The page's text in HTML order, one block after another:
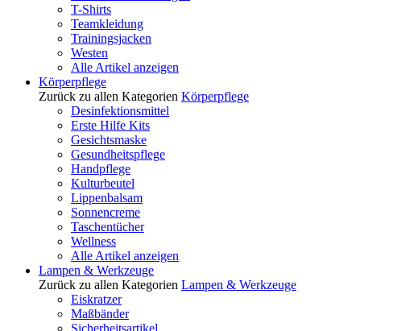
T-Shirts
Teamkleidung
Trainingsjacken
Westen
Alle Artikel anzeigen
Körperpflege
Zurück zu allen Kategorien Körperpflege
Desinfektionsmittel
Erste Hilfe Kits
Gesichtsmaske
Gesundheitspflege
Handpflege
Kulturbeutel
Lippenbalsam
Sonnencreme
Taschentücher
Wellness
Alle Artikel anzeigen
Lampen & Werkzeuge
Zurück zu allen Kategorien Lampen & Werkzeuge
Eiskratzer
Maßbänder
Sicherheitsartikel